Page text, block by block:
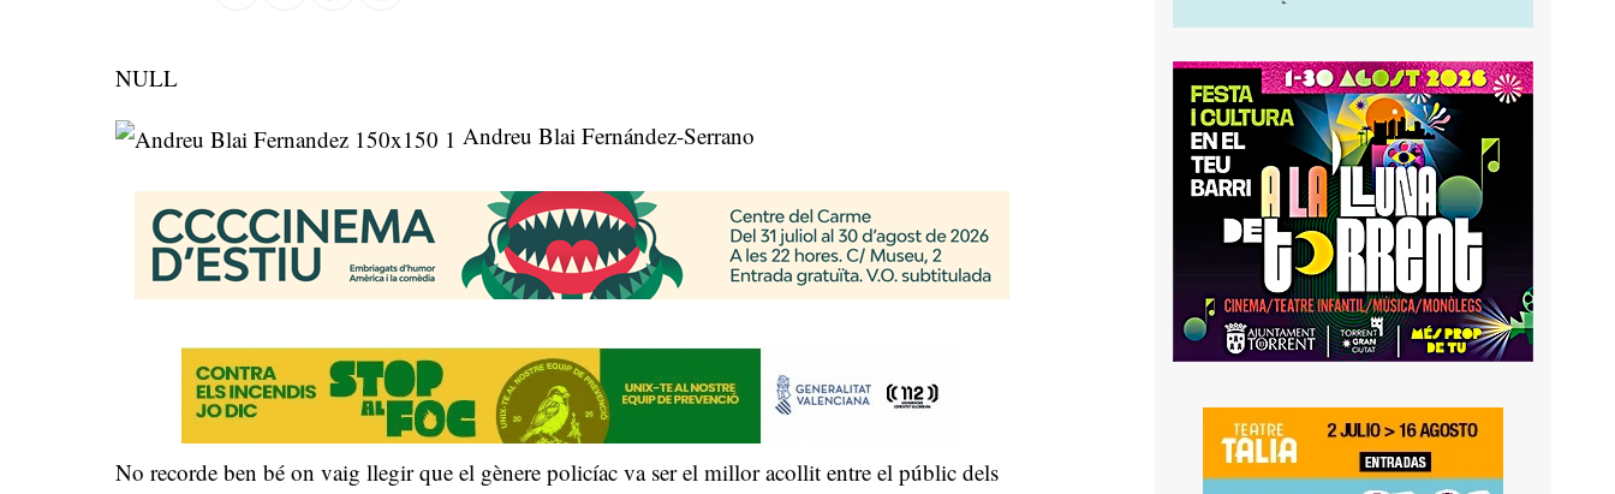
NULL
Andreu Blai Fernández-Serrano
No recorde ben bé on vaig llegir que el gènere policíac va ser el millor acollit entre el públic dels